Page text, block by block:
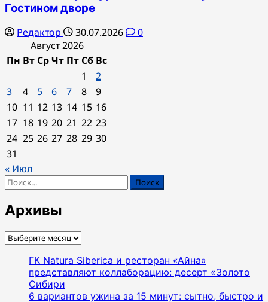
Гостином дворе
Редактор 30.07.2026
0
Август 2026
Пн Вт СрЧт Пт Сб Вс
1
2
3
4 5 6 7 8
9
10 11 12 13 14 15 16
17 18 19 20 21 22 23
24 25 26 27 28 29 30
31
« Июл
Найти:
Архивы
Архивы
ГК Natura Siberica и ресторан «Айна»
представляют коллаборацию: десерт «Золото
Сибири
6 вариантов ужина за 15 минут: сытно, быстро и